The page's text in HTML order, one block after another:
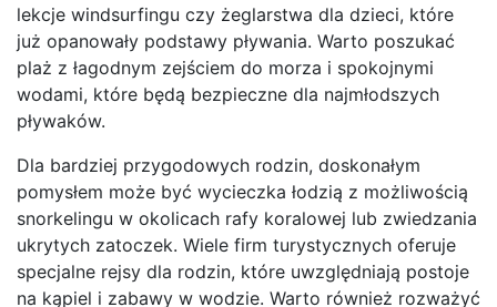
lekcje windsurfingu czy żeglarstwa dla dzieci, które
już opanowały podstawy pływania. Warto poszukać
plaż z łagodnym zejściem do morza i spokojnymi
wodami, które będą bezpieczne dla najmłodszych
pływaków.
Dla bardziej przygodowych rodzin, doskonałym
pomysłem może być wycieczka łodzią z możliwością
snorkelingu w okolicach rafy koralowej lub zwiedzania
ukrytych zatoczek. Wiele firm turystycznych oferuje
specjalne rejsy dla rodzin, które uwzględniają postoje
na kąpiel i zabawy w wodzie. Warto również rozważyć